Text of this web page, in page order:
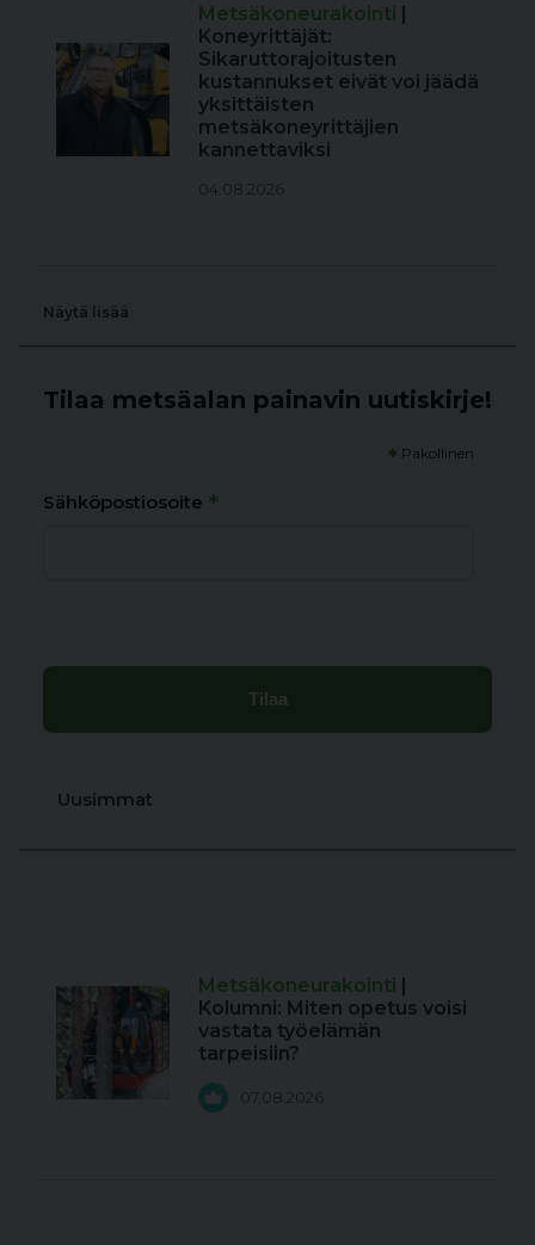
Metsäkoneurakointi |
Koneyrittäjät:
Sikaruttorajoitusten
kustannukset eivät voi jäädä
yksittäisten
metsäkoneyrittäjien
kannettaviksi
04.08.2026
Näytä lisää
Tilaa metsäalan painavin uutiskirje!
* Pakollinen
Sähköpostiosoite *
Uusimmat
Metsäkoneurakointi |
Kolumni: Miten opetus voisi
vastata työelämän
tarpeisiin?
07.08.2026